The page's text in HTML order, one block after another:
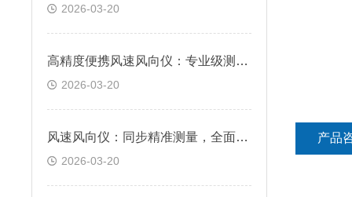
2026-03-20
高精度便携风速风向仪：专业级测量，满足户外监测需求
2026-03-20
风速风向仪：同步精准测量，全面掌握风场信息
2026-03-20
产品